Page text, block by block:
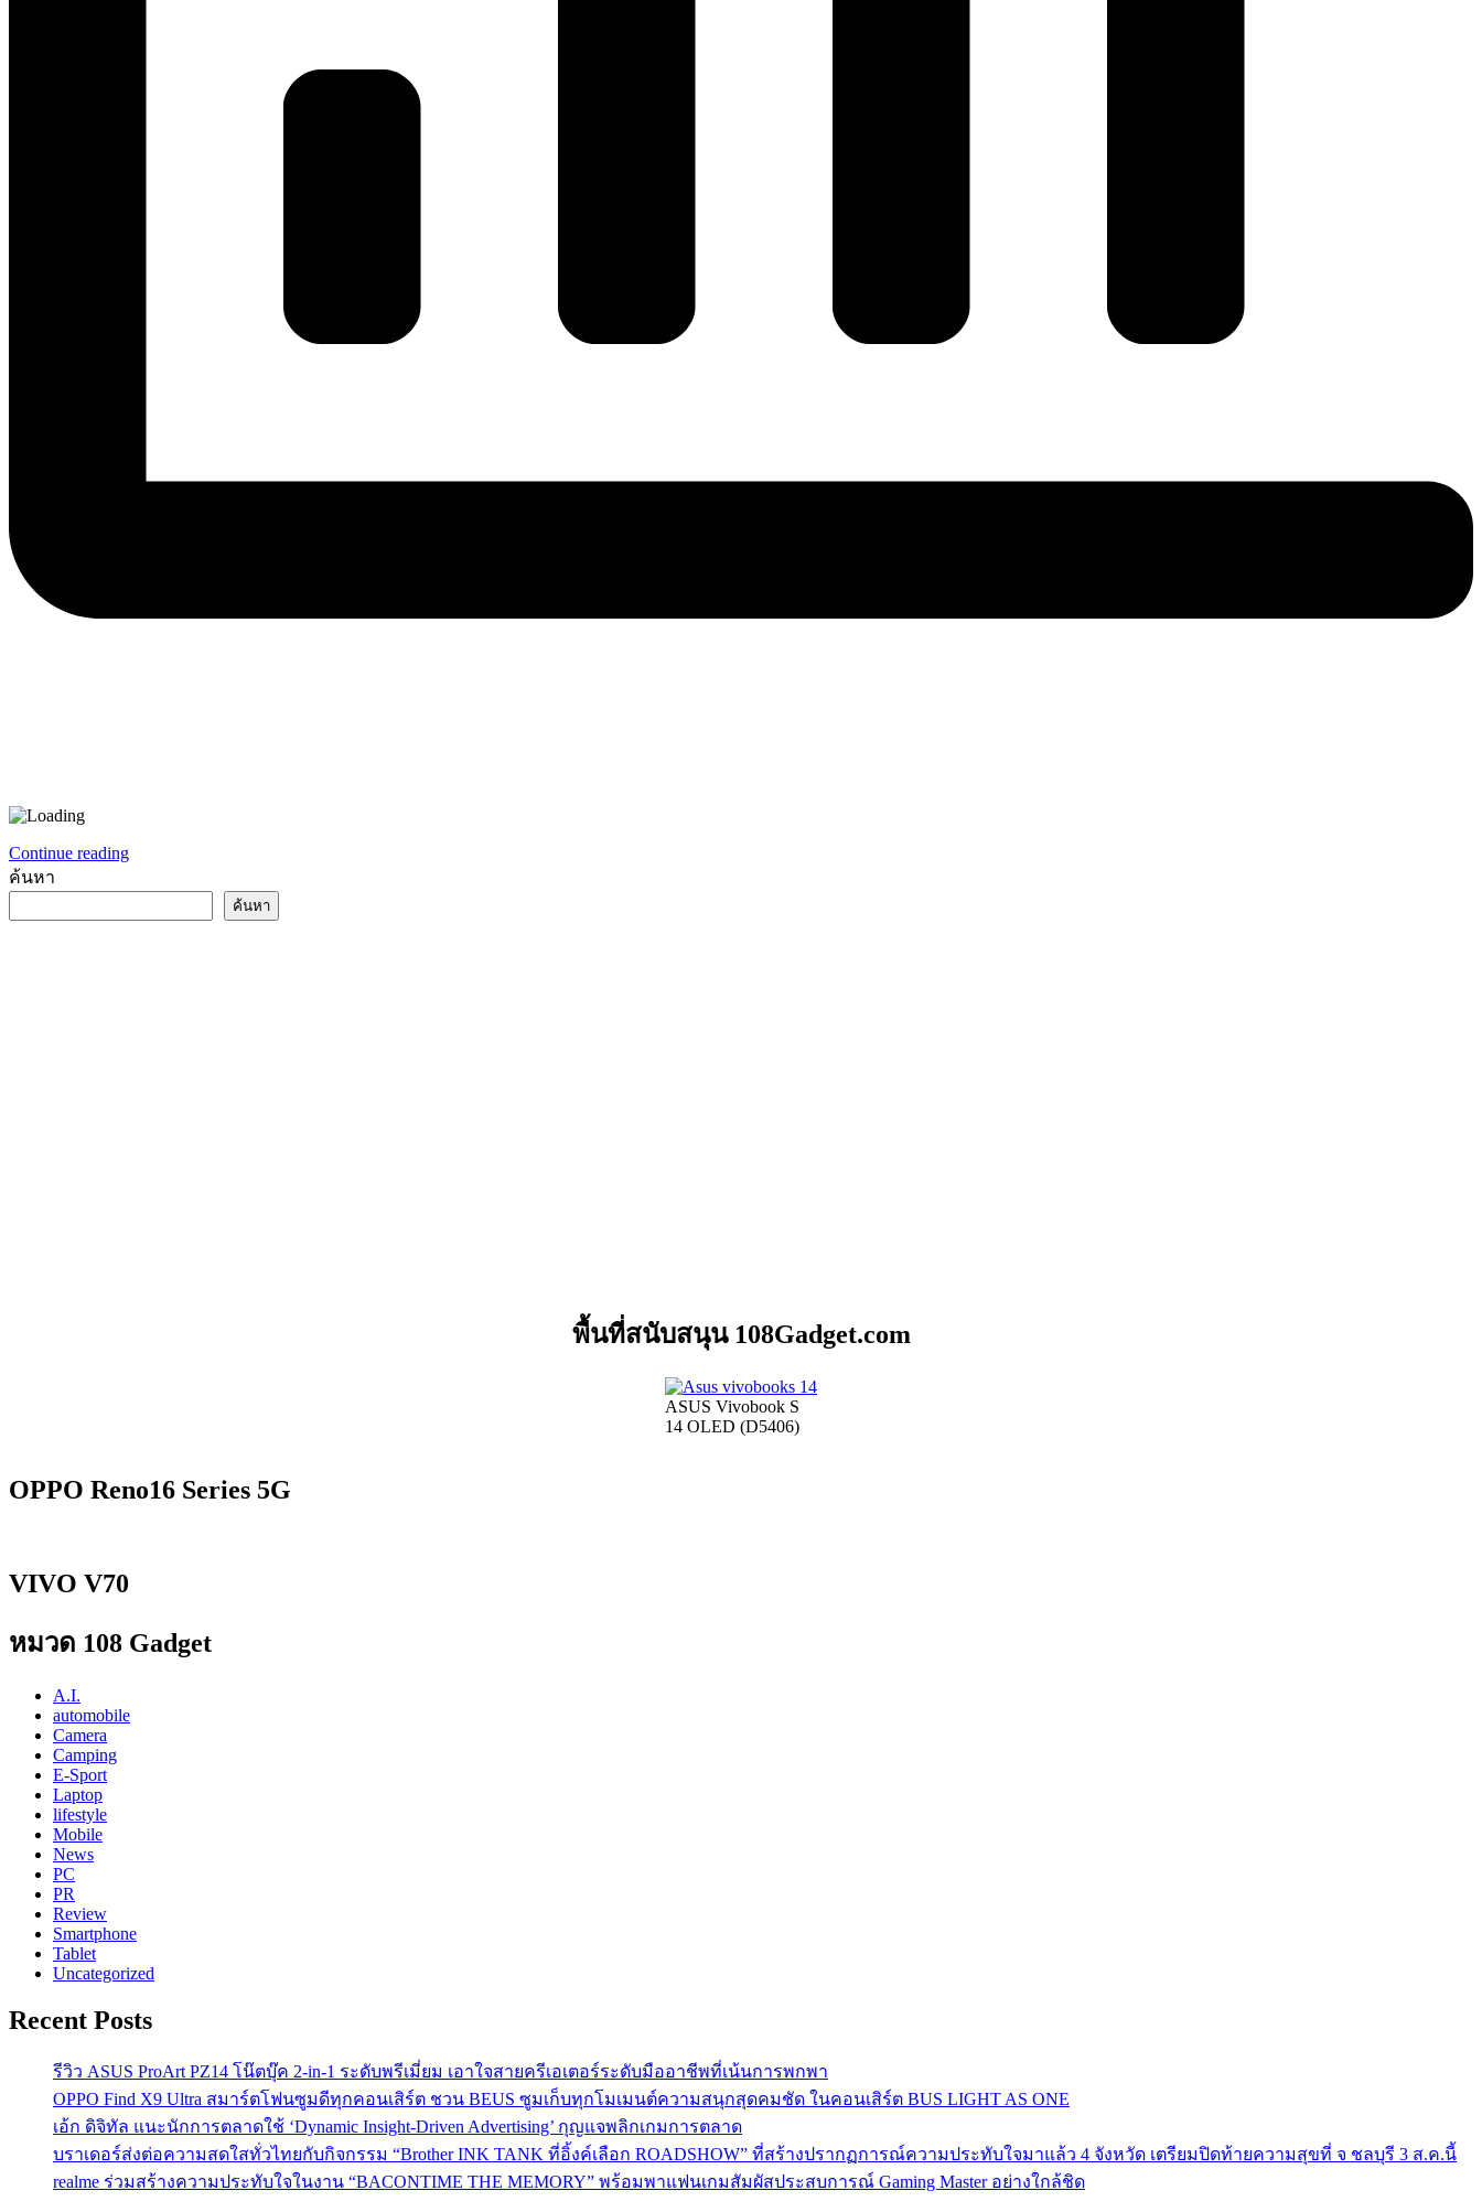
Continue reading
ค้นหา
ค้นหา
พื้นที่สนับสนุน 108Gadget.com
ASUS Vivobook S
14 OLED (D5406)
OPPO Reno16 Series 5G
VIVO V70
หมวด 108 Gadget
A.I.
automobile
Camera
Camping
E-Sport
Laptop
lifestyle
Mobile
News
PC
PR
Review
Smartphone
Tablet
Uncategorized
Recent Posts
รีวิว ASUS ProArt PZ14 โน๊ตบุ๊ค 2-in-1 ระดับพรีเมี่ยม เอาใจสายครีเอเตอร์ระดับมืออาชีพที่เน้นการพกพา
OPPO Find X9 Ultra สมาร์ตโฟนซูมดีทุกคอนเสิร์ต ชวน BEUS ซูมเก็บทุกโมเมนต์ความสนุกสุดคมชัด ในคอนเสิร์ต BUS LIGHT AS ONE
เอ้ก ดิจิทัล แนะนักการตลาดใช้ ‘Dynamic Insight-Driven Advertising’ กุญแจพลิกเกมการตลาด
บราเดอร์ส่งต่อความสดใสทั่วไทยกับกิจกรรม “Brother INK TANK ที่อิ้งค์เลือก ROADSHOW” ที่สร้างปรากฏการณ์ความประทับใจมาแล้ว 4 จังหวัด เตรียมปิดท้ายความสุขที่ จ ชลบุรี 3 ส.ค.นี้
realme ร่วมสร้างความประทับใจในงาน “BACONTIME THE MEMORY” พร้อมพาแฟนเกมสัมผัสประสบการณ์ Gaming Master อย่างใกล้ชิด